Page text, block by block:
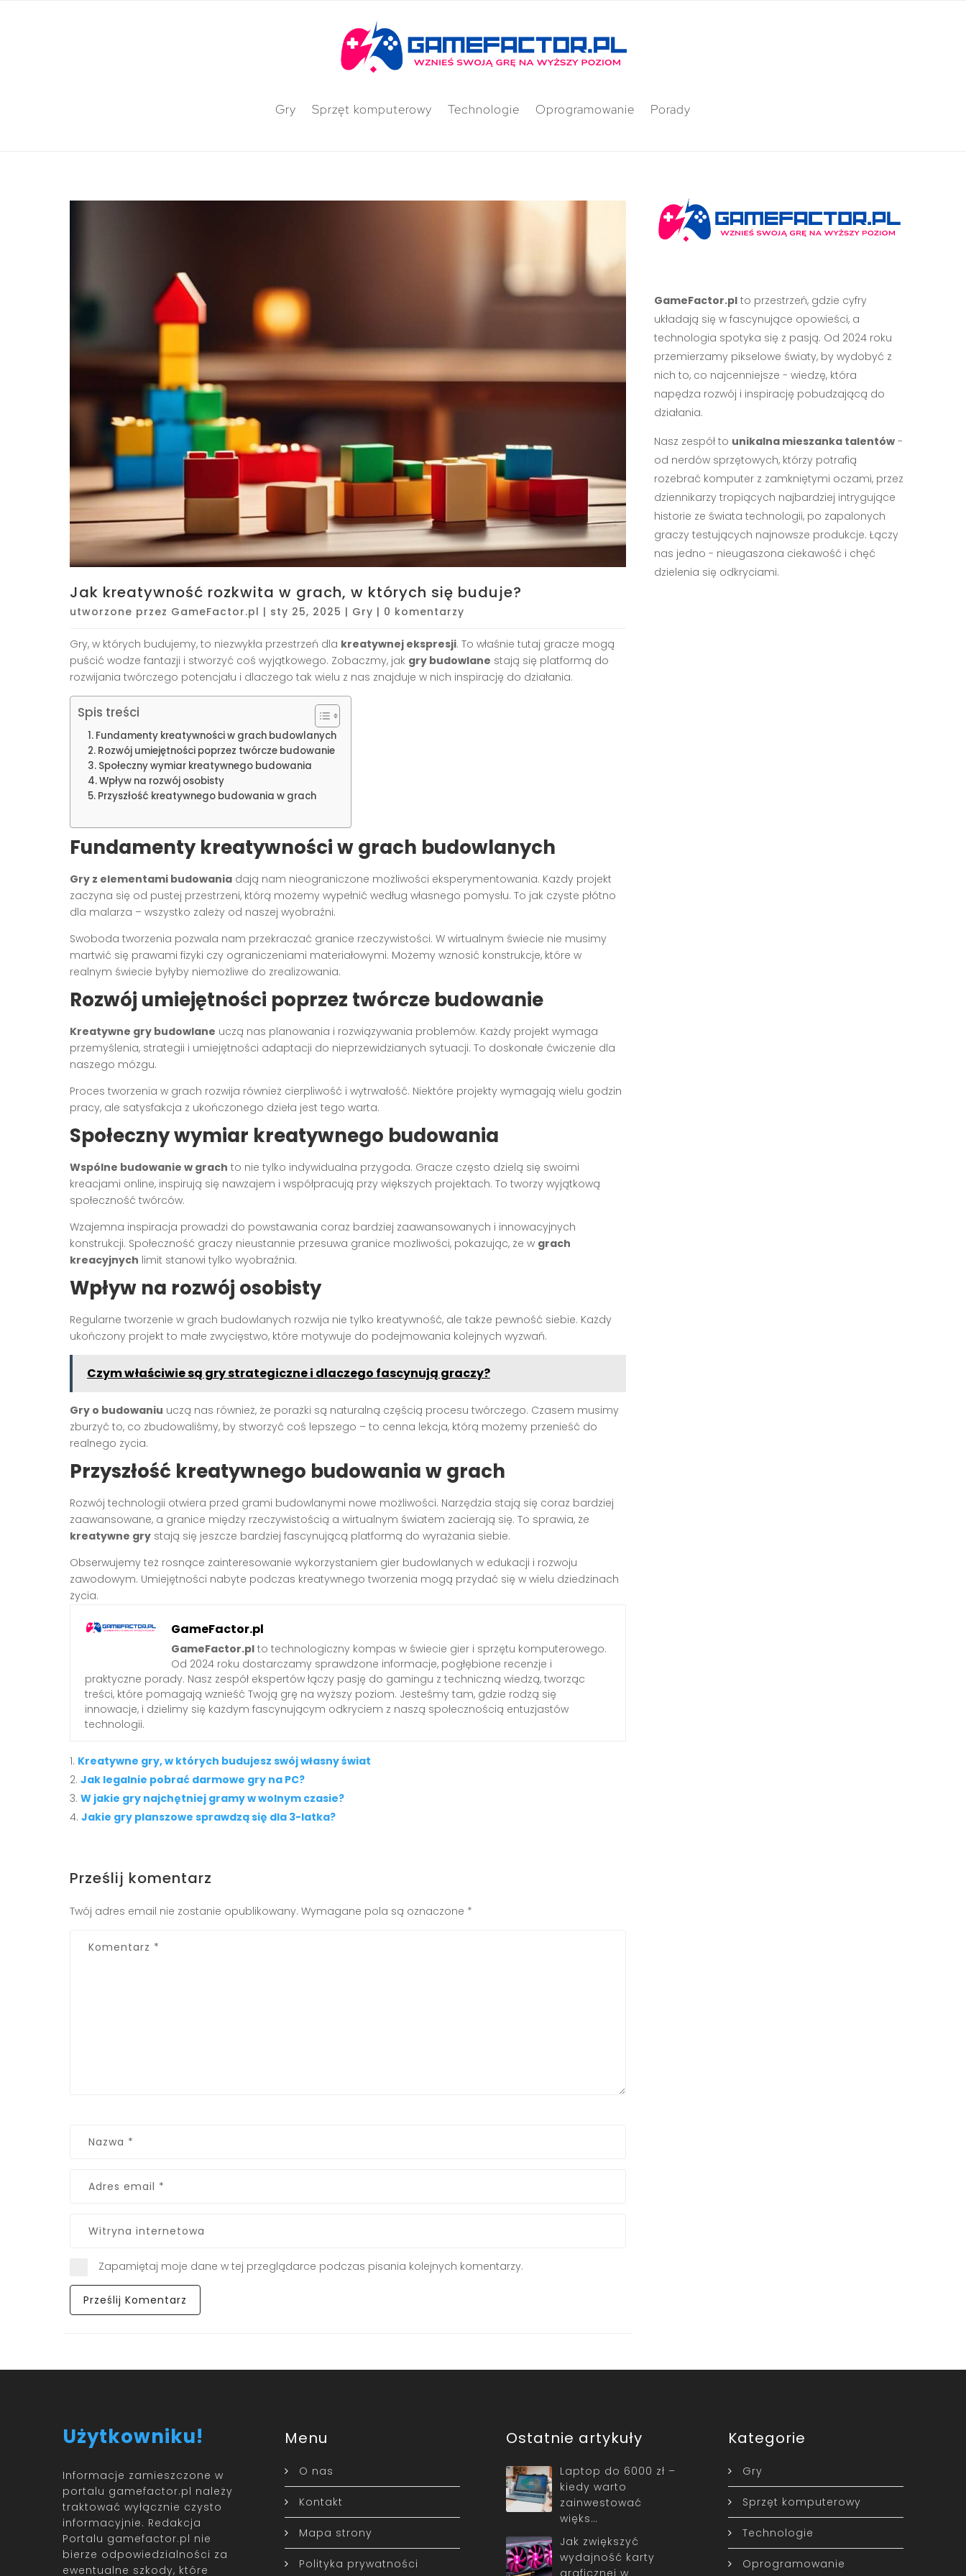
Gry Sprzęt komputerowy Technologie Oprogramowanie Porady
Jak kreatywność rozkwita w grach, w których się buduje?
utworzone przez GameFactor.pl | sty 25, 2025 | Gry | 0 komentarzy
Gry, w których budujemy, to niezwykła przestrzeń dla kreatywnej ekspresji. To właśnie tutaj gracze mogą
puścić wodze fantazji i stworzyć coś wyjątkowego. Zobaczmy, jak gry budowlane stają się platformą do
rozwijania twórczego potencjału i dlaczego tak wielu z nas znajduje w nich inspirację do działania.
Spis treści
Fundamenty kreatywności w grach budowlanych
Rozwój umiejętności poprzez twórcze budowanie
Społeczny wymiar kreatywnego budowania
Wpływ na rozwój osobisty
Przyszłość kreatywnego budowania w grach
Fundamenty kreatywności w grach budowlanych
Gry z elementami budowania dają nam nieograniczone możliwości eksperymentowania. Każdy projekt
zaczyna się od pustej przestrzeni, którą możemy wypełnić według własnego pomysłu. To jak czyste płótno
dla malarza – wszystko zależy od naszej wyobraźni.
Swoboda tworzenia pozwala nam przekraczać granice rzeczywistości. W wirtualnym świecie nie musimy
martwić się prawami fizyki czy ograniczeniami materiałowymi. Możemy wznosić konstrukcje, które w
realnym świecie byłyby niemożliwe do zrealizowania.
Rozwój umiejętności poprzez twórcze budowanie
Kreatywne gry budowlane uczą nas planowania i rozwiązywania problemów. Każdy projekt wymaga
przemyślenia, strategii i umiejętności adaptacji do nieprzewidzianych sytuacji. To doskonałe ćwiczenie dla
naszego mózgu.
Proces tworzenia w grach rozwija również cierpliwość i wytrwałość. Niektóre projekty wymagają wielu godzin
pracy, ale satysfakcja z ukończonego dzieła jest tego warta.
Społeczny wymiar kreatywnego budowania
Wspólne budowanie w grach to nie tylko indywidualna przygoda. Gracze często dzielą się swoimi
kreacjami online, inspirują się nawzajem i współpracują przy większych projektach. To tworzy wyjątkową
społeczność twórców.
Wzajemna inspiracja prowadzi do powstawania coraz bardziej zaawansowanych i innowacyjnych
konstrukcji. Społeczność graczy nieustannie przesuwa granice możliwości, pokazując, że w grach
kreacyjnych limit stanowi tylko wyobraźnia.
Wpływ na rozwój osobisty
Regularne tworzenie w grach budowlanych rozwija nie tylko kreatywność, ale także pewność siebie. Każdy
ukończony projekt to małe zwycięstwo, które motywuje do podejmowania kolejnych wyzwań.
Czym właściwie są gry strategiczne i dlaczego fascynują graczy?
Gry o budowaniu uczą nas również, że porażki są naturalną częścią procesu twórczego. Czasem musimy
zburzyć to, co zbudowaliśmy, by stworzyć coś lepszego – to cenna lekcja, którą możemy przenieść do
realnego życia.
Przyszłość kreatywnego budowania w grach
Rozwój technologii otwiera przed grami budowlanymi nowe możliwości. Narzędzia stają się coraz bardziej
zaawansowane, a granice między rzeczywistością a wirtualnym światem zacierają się. To sprawia, że
kreatywne gry stają się jeszcze bardziej fascynującą platformą do wyrażania siebie.
Obserwujemy też rosnące zainteresowanie wykorzystaniem gier budowlanych w edukacji i rozwoju
zawodowym. Umiejętności nabyte podczas kreatywnego tworzenia mogą przydać się w wielu dziedzinach
życia.
GameFactor.pl
GameFactor.pl to technologiczny kompas w świecie gier i sprzętu komputerowego.
Od 2024 roku dostarczamy sprawdzone informacje, pogłębione recenzje i
praktyczne porady. Nasz zespół ekspertów łączy pasję do gamingu z techniczną wiedzą, tworząc
treści, które pomagają wznieść Twoją grę na wyższy poziom. Jesteśmy tam, gdzie rodzą się
innowacje, i dzielimy się każdym fascynującym odkryciem z naszą społecznością entuzjastów
technologii.
Kreatywne gry, w których budujesz swój własny świat
Jak legalnie pobrać darmowe gry na PC?
W jakie gry najchętniej gramy w wolnym czasie?
Jakie gry planszowe sprawdzą się dla 3-latka?
Prześlij komentarz
Twój adres email nie zostanie opublikowany. Wymagane pola są oznaczone *
Zapamiętaj moje dane w tej przeglądarce podczas pisania kolejnych komentarzy.
GameFactor.plto przestrzeń, gdzie cyfry
układają się w fascynujące opowieści, a
technologia spotyka się z pasją. Od 2024 roku
przemierzamy pikselowe światy, by wydobyć z
nich to, co najcenniejsze - wiedzę, która
napędza rozwój i inspirację pobudzającą do
działania.
Nasz zespół to unikalna mieszanka talentów-
od nerdów sprzętowych, którzy potrafią
rozebrać komputer z zamkniętymi oczami, przez
dziennikarzy tropiących najbardziej intrygujące
historie ze świata technologii, po zapalonych
graczy testujących najnowsze produkcje. Łączy
nas jedno - nieugaszona ciekawość i chęć
dzielenia się odkryciami.
Użytkowniku!
Informacje zamieszczone w
portalu gamefactor.pl należy
traktować wyłącznie czysto
informacyjnie. Redakcja
Portalu gamefactor.pl nie
bierze odpowiedzialności za
ewentualne szkody, które
Menu
O nas
Kontakt
Mapa strony
Polityka prywatności
Ostatnie artykuły
Laptop do 6000 zł –
kiedy warto
zainwestować
więks…
Jak zwiększyć
wydajność karty
graficznej w
Kategorie
Gry
Sprzęt komputerowy
Technologie
Oprogramowanie